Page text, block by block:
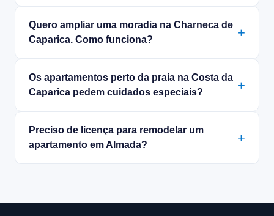
Quero ampliar uma moradia na Charneca de
Caparica. Como funciona?
Os apartamentos perto da praia na Costa da
Caparica pedem cuidados especiais?
Preciso de licença para remodelar um
apartamento em Almada?